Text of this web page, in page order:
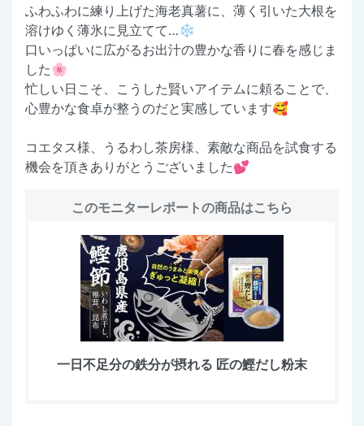
ふわふわに練り上げた海老真薯に、薄く引いた大根を
溶けゆく薄氷に見立てて…❄️
口いっぱいに広がるお出汁の豊かな香りに春を感じま
した🌸
忙しい日こそ、こうした賢いアイテムに頼ることで、
心豊かな食卓が整うのだと実感しています🥰
コエタス様、うるわし茶房様、素敵な商品を試食する
機会を頂きありがとうございました💕
このモニターレポートの商品はこちら
一日不足分の鉄分が摂れる 匠の鰹だし粉末